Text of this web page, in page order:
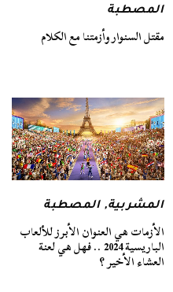
المصطبة
مقتل السنوار وأزمتنا مع الكلام
المشربية,المصطبة
الأزمات هي العنوان الأبرز للألعاب
الباريسية 2024 .. فهل هي لعنة
العشاء الأخير ؟